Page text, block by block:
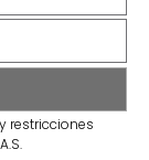
restricciones